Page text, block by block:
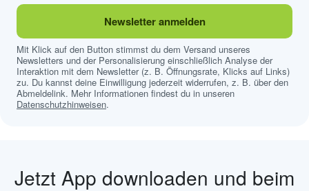
Newsletter anmelden
Mit Klick auf den Button stimmst du dem Versand unseres
Newsletters und der Personalisierung einschließlich Analyse der
Interaktion mit dem Newsletter (z. B. Öffnungsrate, Klicks auf Links)
zu. Du kannst deine Einwilligung jederzeit widerrufen, z. B. über den
Abmeldelink. Mehr Informationen findest du in unseren
Datenschutzhinweisen.
Jetzt App downloaden und beim